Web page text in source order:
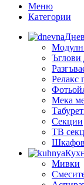
Меню
Категории
Ъглови
Релакс
Мека
Секции
ТВ
Мивки